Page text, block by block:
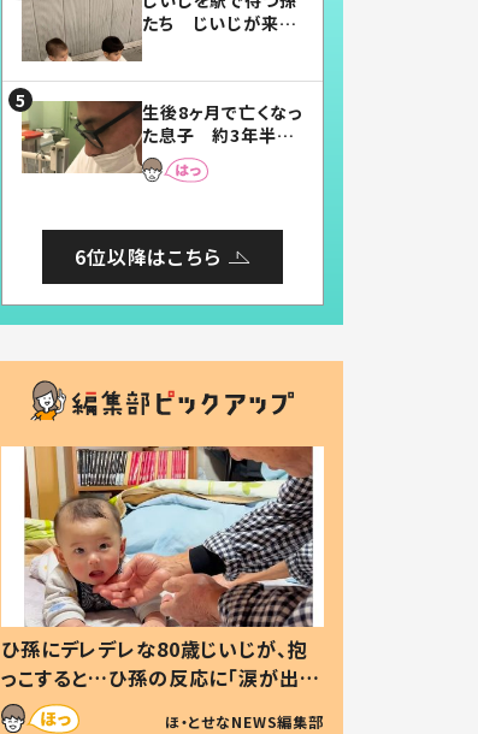
たち じいじが来た
まらない」「幸せにな
れる」
生後8ヶ月で亡くなっ
た息子 約3年半
後、当時の妻の日記
に書いてあった本音
6位以降はこちら
ひ孫にデレデレな80歳じいじが、抱
っこすると…ひ孫の反応に「涙が出ま
した」「可愛くて仕方ない」
ほ・とせなNEWS編集部